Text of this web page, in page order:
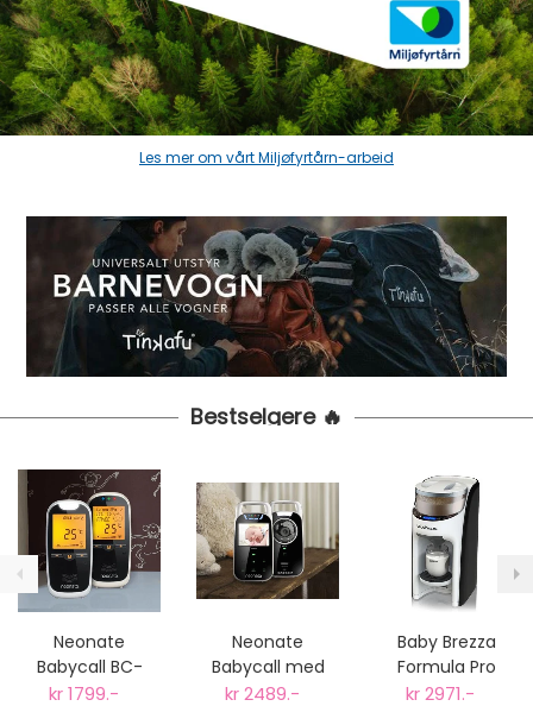
Les mer om vårt Miljøfyrtårn-arbeid
Bestselgere 🔥
Neonate
Babycall BC-
6500D V2
kr 1799.-
Neonate
Babycall med
Kamera, BC-
kr 2489.-
Baby Brezza
Formula Pro
Advanced
kr 2971.-